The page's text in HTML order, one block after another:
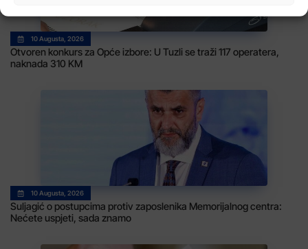
10 Augusta, 2026
Otvoren konkurs za Opće izbore: U Tuzli se traži 117 operatera,
naknada 310 KM
10 Augusta, 2026
Suljagić o postupcima protiv zaposlenika Memorijalnog centra:
Nećete uspjeti, sada znamo